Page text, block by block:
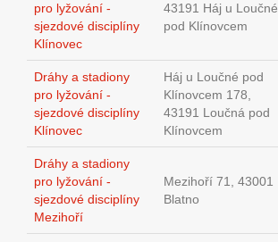
pro lyžování -
sjezdové disciplíny
Klínovec
43191 Háj u Loučné
pod Klínovcem
Dráhy a stadiony
pro lyžování -
sjezdové disciplíny
Klínovec
Háj u Loučné pod
Klínovcem 178,
43191 Loučná pod
Klínovcem
Dráhy a stadiony
pro lyžování -
sjezdové disciplíny
Mezihoří
Mezihoří 71, 43001
Blatno